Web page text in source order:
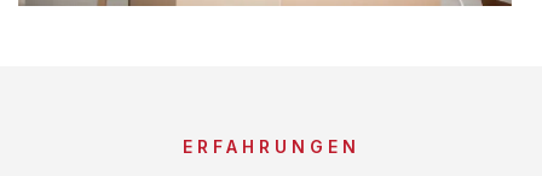
ERFAHRUNGEN